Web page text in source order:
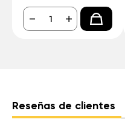
- +
Reseñas de clientes